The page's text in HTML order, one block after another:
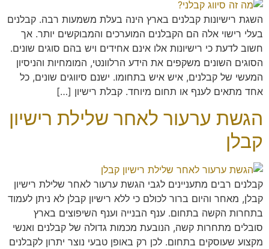
השגת רישיונות קבלנים בארץ הינה בעלת משמעות רבה. קבלנים
בעלי רישוי אלה הם הקבלנים המוערכים והמבוקשים יותר. אך
חשוב לדעת כי רישיונות אלו אינם אחידים ויש בהם סוגים שונים.
הסוגים השונים משקפים את הידע הרלוונטי, המומחיות והניסיון
המעשי של קבלנים, איש איש בתחומו. ישנם סיווגים שונים, כל
אחד מתאים לענף או תחום מיוחד. קבלת רישיון […]
הגשת ערעור לאחר שלילת רישיון
קבלן
קבלנים רבים מתעניינים לגבי הגשת ערעור לאחר שלילת רישיון
קבלן, מאחר והיום ברור לכולם כי ללא רישיון קבלן לא ניתן לעמוד
בתחרות הקשה בתחום. ענף הבנייה וענף השיפוצים בארץ
סובלים מתחרות קשה, הנובעת מכמות גדולה של קבלנים ואנשי
מקצוע שעוסקים בתחום. לכן רק באופן טבעי נוצר יתרון לקבלנים